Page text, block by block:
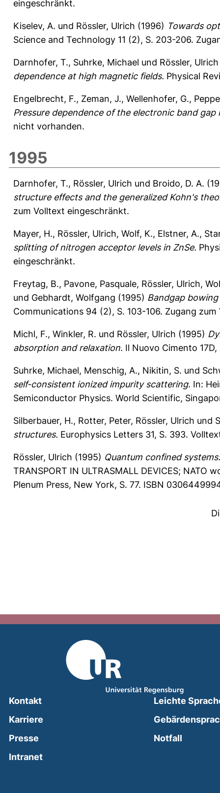
eingeschränkt.
Kiselev, A. und Rössler, Ulrich (1996) Towards
Science and Technology 11 (2), S. 203-206.
Darnhofer, T., Suhrke, Michael und Rössler, Ulrich
dependence at high magnetic fields. Physical
Engelbrecht, F., Zeman, J., Wellenhofer, G.,
Pressure dependence of the electronic band gap
nicht vorhanden.
1995
Darnhofer, T., Rössler, Ulrich und Broido, D. A.
structure effects and the generalized Kohn's
zum Volltext eingeschränkt.
Mayer, H., Rössler, Ulrich, Wolf, K., Elstner, A.,
splitting of nitrogen acceptor levels in ZnSe.
eingeschränkt.
Freytag, B., Pavone, Pasquale, Rössler, Ulrich,
und Gebhardt, Wolfgang (1995) Bandgap
Communications 94 (2), S. 103-106. Zugang
Michl, F., Winkler, R. und Rössler, Ulrich (1995)
absorption and relaxation. Il Nuovo Cimento 17D,
Suhrke, Michael, Menschig, A., Nikitin, S. und
self-consistent ionized impurity scattering. In:
Semiconductor Physics. World Scientific,
Silberbauer, H., Rotter, Peter, Rössler, Ulrich und
structures. Europhysics Letters 31, S. 393.
Rössler, Ulrich (1995) Quantum confined
TRANSPORT IN ULTRASMALL DEVICES; NATO
Plenum Press, New York, S. 77. ISBN
Kontakt
Karriere
Presse
Intranet(external link, opens in a new window)
Leichte
Notfall